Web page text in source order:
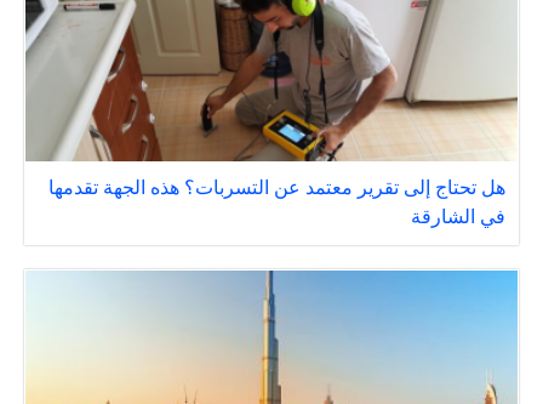
هل تحتاج إلى تقرير معتمد عن التسربات؟ هذه الجهة تقدمها
في الشارقة